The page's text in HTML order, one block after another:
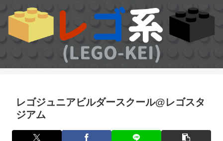
レゴジュニアビルダースクール@レゴスタ
ジアム